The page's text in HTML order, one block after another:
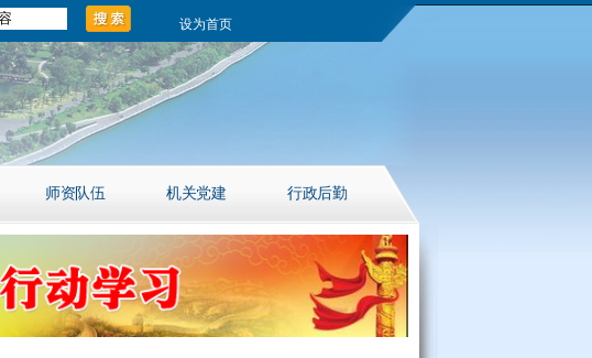
设为首页
师资队伍 机关党建 行政后勤